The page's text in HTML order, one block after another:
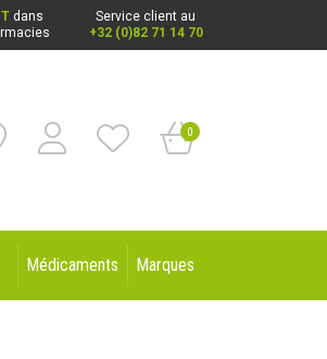
dans
Service client au
+32 (0)82 71 14 70
0
Médicaments Marques